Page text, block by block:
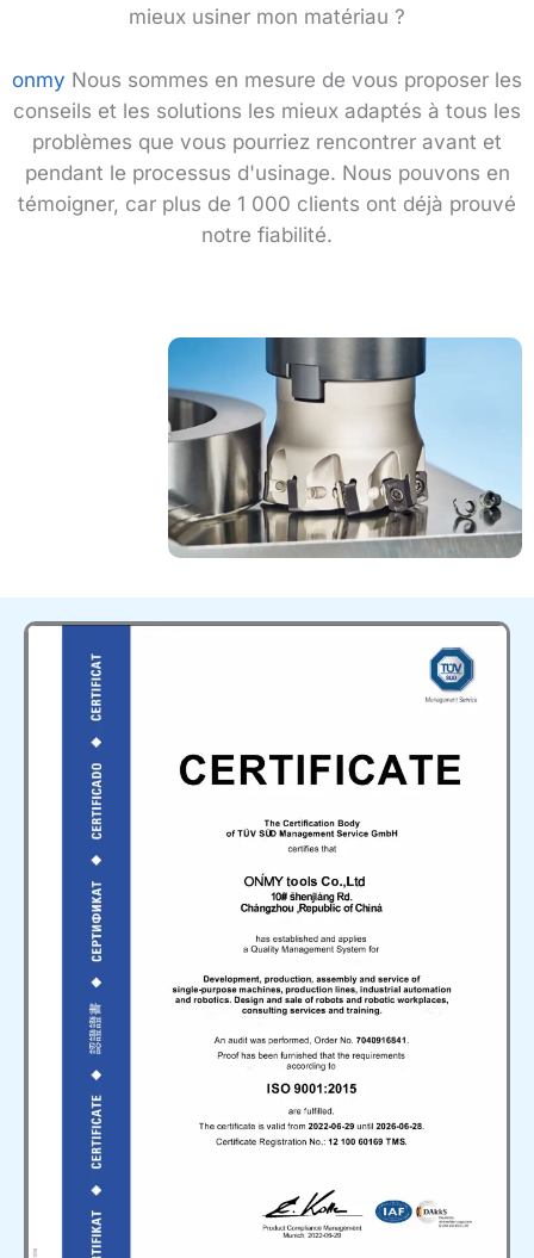
mieux usiner mon matériau ?
onmy Nous sommes en mesure de vous proposer les
conseils et les solutions les mieux adaptés à tous les
problèmes que vous pourriez rencontrer avant et
pendant le processus d'usinage. Nous pouvons en
témoigner, car plus de 1 000 clients ont déjà prouvé
notre fiabilité.